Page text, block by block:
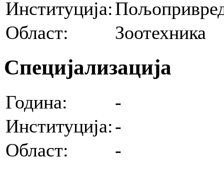
Институција:
Област:
Зоотехника
Специјализација
Година:
-
Институција:-
Област:
-